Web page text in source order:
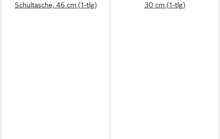
Schultasche, 46 cm (1-tlg)
30 cm (1-tlg)